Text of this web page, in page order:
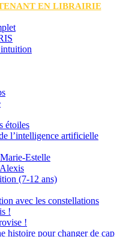
EN LIBRAIRIE
étoiles
l’intelligence artificielle
Estelle
(7-12 ans)
avec les constellations
!
!
histoire pour changer de cap